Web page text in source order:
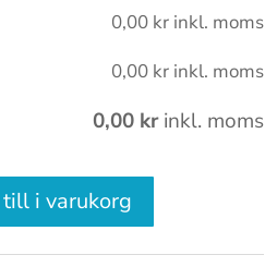
0,00 kr inkl. moms
0,00 kr inkl. moms
0,00 kr inkl. moms
i varukorg